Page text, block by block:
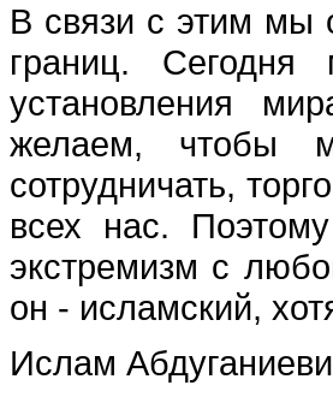
В связи с этим мы
границ.
установления
желаем, чтобы
сотрудничать,
всех нас.
экстремизм с
он - исламский,
Ислам